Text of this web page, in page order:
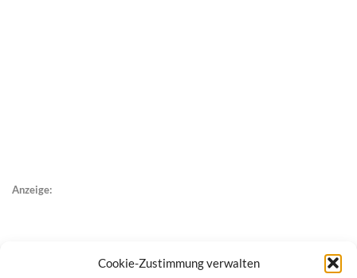
Cookie-Zustimmung verwalten
Anzeige: